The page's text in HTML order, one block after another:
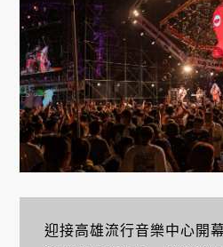
迎接高雄流行音樂中心開